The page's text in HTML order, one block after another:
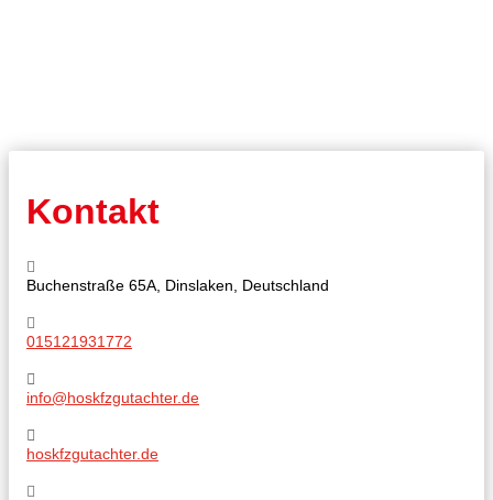
Kontakt
Buchenstraße 65A, Dinslaken, Deutschland
015121931772
info@hoskfzgutachter.de
hoskfzgutachter.de